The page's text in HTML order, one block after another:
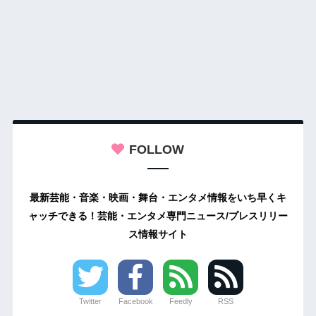
FOLLOW
最新芸能・音楽・映画・舞台・エンタメ情報をいち早くキ
ャッチできる！芸能・エンタメ専門ニュース/プレスリリー
ス情報サイト
Twitter Facebook Feedly RSS